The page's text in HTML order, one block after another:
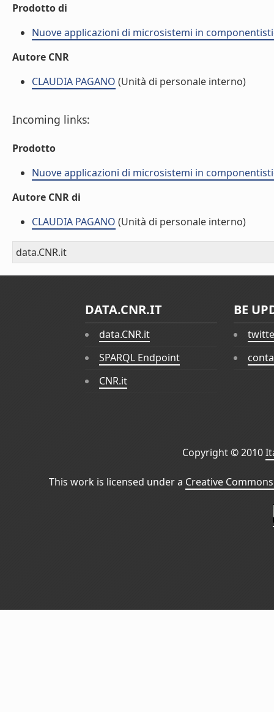
Prodotto di
Nuove applicazioni di microsistemi in
Autore CNR
CLAUDIA PAGANO (Unità di personale interno)
Incoming links:
Prodotto
Nuove applicazioni di microsistemi in
Autore CNR di
CLAUDIA PAGANO (Unità di personale interno)
data.CNR.it
DATA.CNR.IT
data.CNR.it
SPARQL Endpoint
CNR.it
BE
Copyright © 2010
This work is licensed under a Creative